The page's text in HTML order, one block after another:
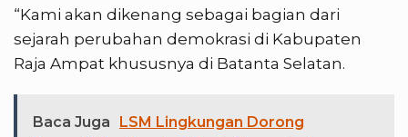
“Kami akan dikenang sebagai bagian dari
sejarah perubahan demokrasi di Kabupaten
Raja Ampat khususnya di Batanta Selatan.
Baca Juga
LSM Lingkungan Dorong